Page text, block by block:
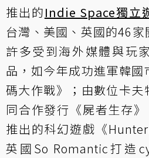
推出的Indie Space獨立
台灣、美國、英國的46
許多受到海外媒體與玩
品，如今年成功進軍韓
碼大作戰》；由數位卡夫
同合作發行《屍者生存
推出的科幻遊戲《
英國So Romantic打造